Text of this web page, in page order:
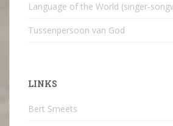
Language of the World (singer-
Tussenpersoon van God
LINKS
Bert Smeets